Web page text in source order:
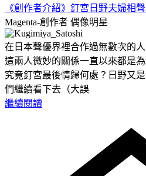
《創作者介紹》釘宮日野夫婦相聲
Magenta-創作者 偶像明星
在日本聲優界裡合作過無數次的
這兩人微妙的關係一直以來都是
究竟釘宮最後情歸何處？日野又
們繼續看下去（大誤
繼續閱讀